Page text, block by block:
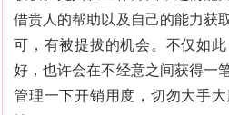
借贵人的帮助以及自己的能力获
可，有被提拔的机会。不仅如
好，也许会在不经意之间获得一
管理一下开销用度，切勿大手